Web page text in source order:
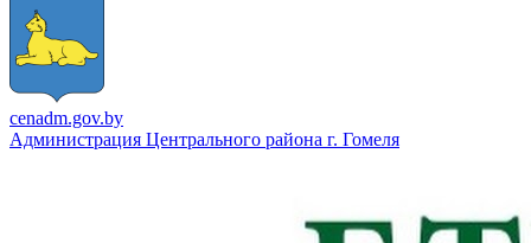
cenadm.gov.by
Администрация Центрального района г. Гомеля